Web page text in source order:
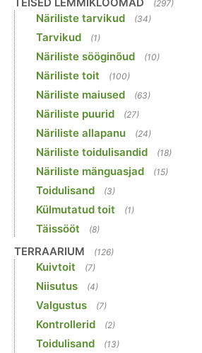
TEISED LEMMIKLOOMAD (297)
Näriliste tarvikud (34)
Tarvikud (1)
Näriliste sööginõud (10)
Näriliste toit (100)
Näriliste maiused (63)
Näriliste puurid (27)
Näriliste allapanu (24)
Näriliste toidulisandid (18)
Näriliste mänguasjad (15)
Toidulisand (3)
Külmutatud toit (1)
Täissööt (8)
TERRAARIUM (126)
Kuivtoit (7)
Niisutus (4)
Valgustus (7)
Kontrollerid (2)
Toidulisand (13)